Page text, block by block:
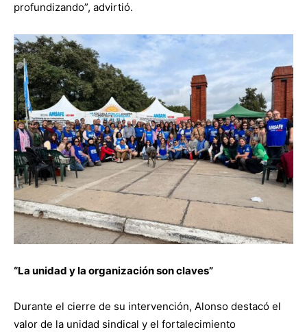
profundizando”, advirtió.
“La unidad y la organización son claves”
Durante el cierre de su intervención, Alonso destacó el
valor de la unidad sindical y el fortalecimiento